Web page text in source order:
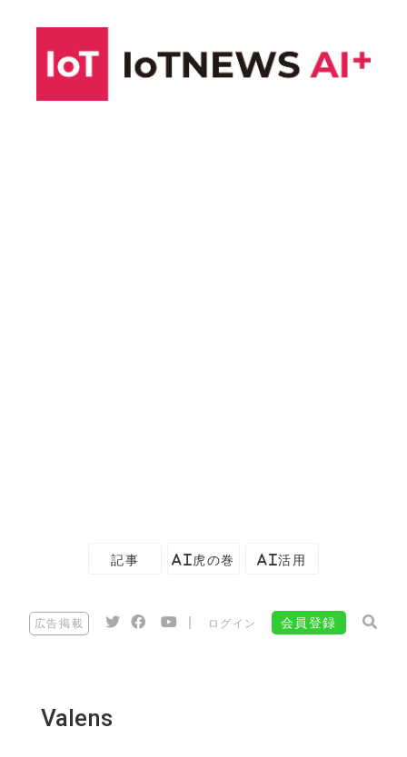
記事 AI虎の巻 AI活用
広告掲載 ログイン 会員登録
Valens